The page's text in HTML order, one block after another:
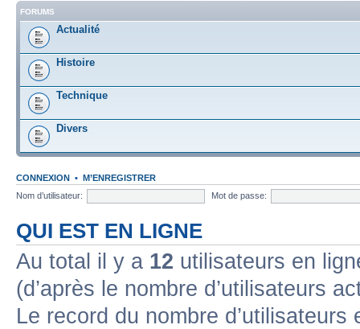
FORUMS
Actualité
Histoire
Technique
Divers
CONNEXION • M’ENREGISTRER
Nom d’utilisateur:
Mot de passe:
QUI EST EN LIGNE
Au total il y a 12 utilisateurs en
(d’après le nombre d’utilisateurs
Le record du nombre